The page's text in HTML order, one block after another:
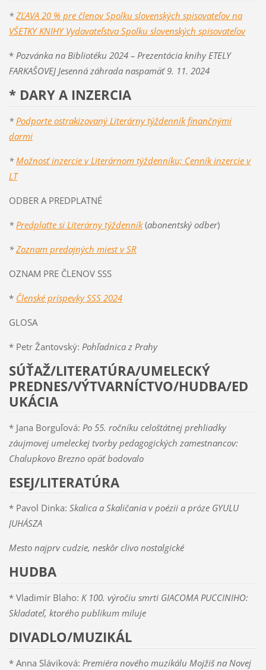
*ZĽAVA 20 % pre členov Spolku slovenských spisovateľov na
VŠETKY KNIHY Vydavateľstva Spolku slovenských spisovateľov
* Pozvánka na Bibliotéku 2024 – Prezentácia knihy ETELY
FARKAŠOVEJ Jesenná záhrada naspamäť 9. 11. 2024
* DARY A INZERCIA
* Podporte ostrakizovaný Literárny týždenník finančnými
darmi
* Možnosť inzercie v Literárnom týždenníku; Cenník inzercie v
LT
ODBER A PREDPLATNÉ
* Predplaťte si Literárny týždenník (abonentský odber)
*Zoznam predajných miest v SR
OZNAM PRE ČLENOV SSS
* Členské príspevky SSS 2024
GLOSA
* Petr Žantovský: Pohľadnica z Prahy
SÚŤAŽ/LITERATÚRA/UMELECKÝ
PREDNES/VÝTVARNÍCTVO/HUDBA/ED
UKÁCIA
* Jana Borguľová: Po 55. ročníku celoštátnej prehliadky
záujmovej umeleckej tvorby pedagogických zamestnancov:
Chalupkovo Brezno opäť bodovalo
ESEJ/LITERATÚRA
* Pavol Dinka: Skalica a Skaličania v poézii a próze GYULU
JUHÁSZA
Mesto najprv cudzie, neskôr clivo nostalgické
HUDBA
* Vladimír Blaho: K 100. výročiu smrti GIACOMA PUCCINIHO:
Skladateľ, ktorého publikum miluje
DIVADLO/MUZIKÁL
* Anna Sláviková: Premiéra nového muzikálu Mojžiš na Novej